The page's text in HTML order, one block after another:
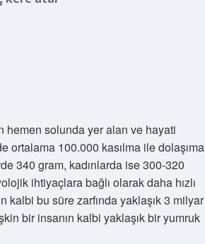
solunda yer alan ve hayati
ortalama 100.000 kasılma ile dolaşıma
340 gram, kadınlarda ise 300-320
ihtiyaçlara bağlı olarak daha hızlı
kalbi bu süre zarfında yaklaşık 3 milyar
bir insanın kalbi yaklaşık bir yumruk